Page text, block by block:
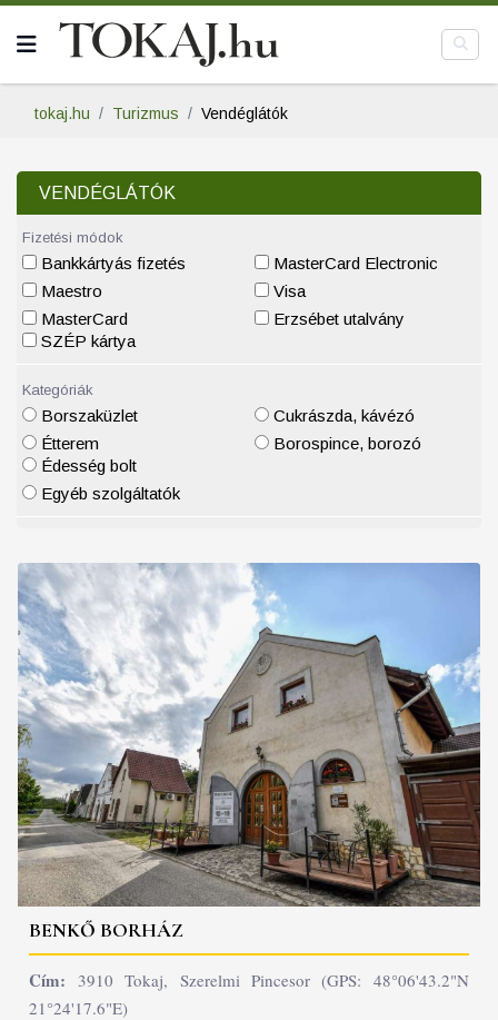
tokaj.hu Turizmus Vendéglátók
VENDÉGLÁTÓK
Fizetési módok
Bankkártyás fizetés
Maestro
MasterCard
MasterCard Electronic
Visa
Erzsébet utalvány
SZÉP kártya
Kategóriák
Borszaküzlet
Étterem
Cukrászda, kávézó
Borospince, borozó
Édesség bolt
Egyéb szolgáltatók
BENKŐ BORHÁZ
Cím: 3910 Tokaj, Szerelmi Pincesor (GPS: 48°06'43.2"N
21°24'17.6"E)